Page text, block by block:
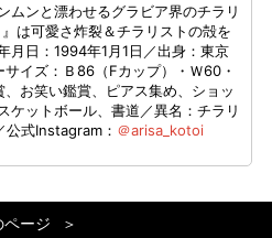
ムンと漂わせるグラビア界のチラリ
は可愛さ炸裂＆チラリストの殻を
月日：1994年1月1日／出身：東京
イズ：Ｂ86（Fカップ）・Ｗ60・
お笑い鑑賞、ピアス集め、ショッ
ケットボール、書道／異名：チラリ
公式Instagram： ＠arisa_kotoi
ページ